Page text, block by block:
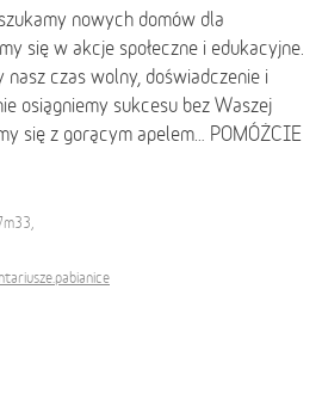
nowych domów dla
się w akcje społeczne i edukacyjne.
czas wolny, doświadczenie i
osiągniemy sukcesu bez Waszej
się z gorącym apelem… POMÓŻCIE